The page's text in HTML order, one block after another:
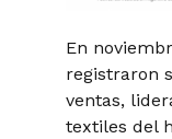
En
registraron
ventas,
textiles del